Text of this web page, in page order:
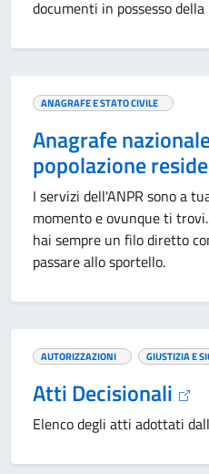
documenti in possesso
ANAGRAFE E STATO CIVILE
Anagrafe
popolazione
I servizi dell'ANPR sono a
momento e ovunque ti
hai sempre un filo diretto
passare allo sportello.
AUTORIZZAZIONI GIUSTIZIA E
Atti Decisionali
Elenco degli atti adottati